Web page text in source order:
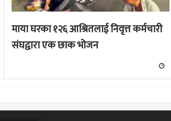
माया घरका १२६ आश्रितलाई निवृत्त कर्मचारी
संघद्वारा एक छाक भोजन